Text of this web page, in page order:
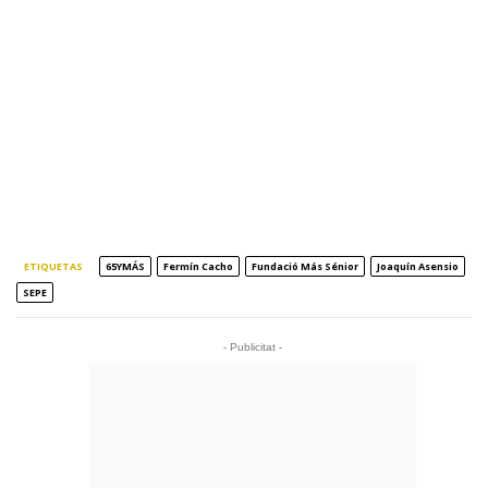
ETIQUETAS 65YMÁS Fermín Cacho Fundació Más Sénior
Joaquín Asensio
SEPE
- Publicitat -